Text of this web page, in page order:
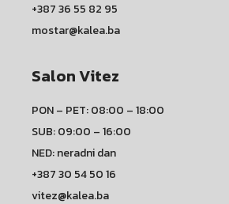
+387 36 55 82 95
mostar@kalea.ba
Salon Vitez
PON – PET: 08:00 – 18:00
SUB: 09:00 – 16:00
NED: neradni dan
+387 30 54 50 16
vitez@kalea.ba